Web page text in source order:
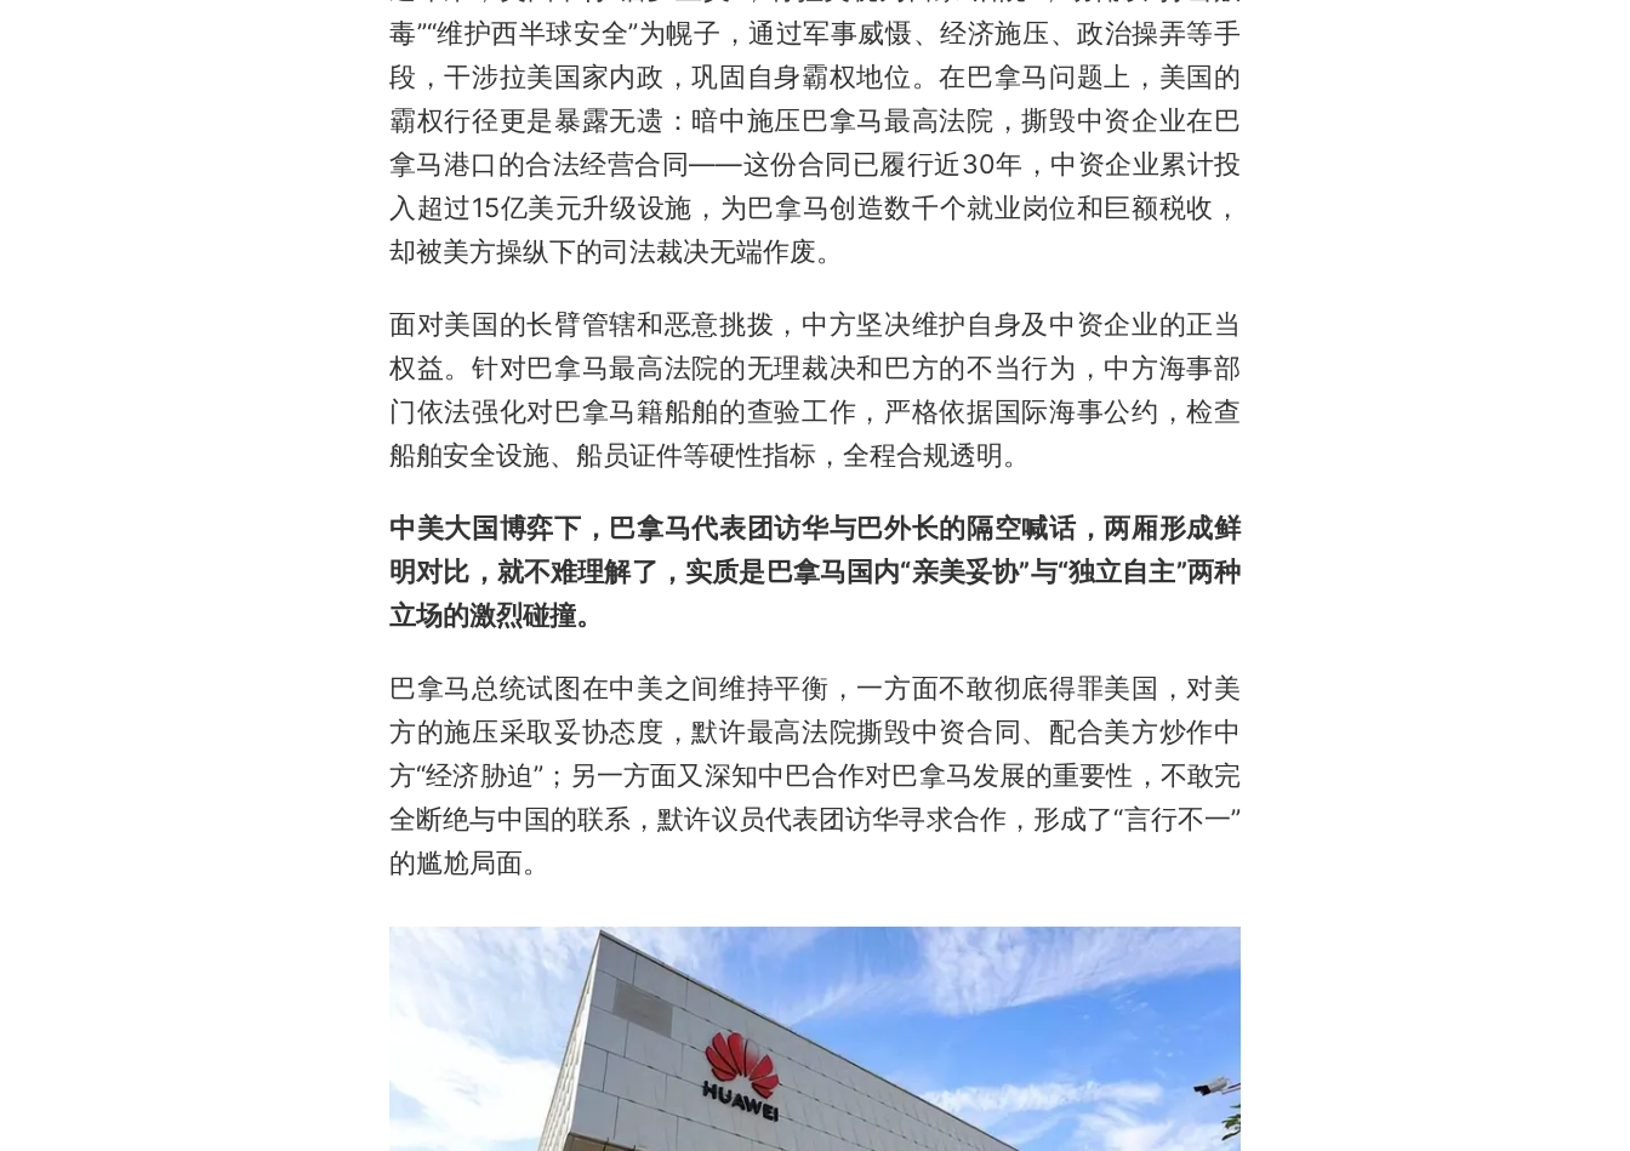
毒”“维护西半球安全”为幌子，通过军事威慑、经济施压、政治操弄等手
段，干涉拉美国家内政，巩固自身霸权地位。在巴拿马问题上，美国的
霸权行径更是暴露无遗：暗中施压巴拿马最高法院，撕毁中资企业在巴
拿马港口的合法经营合同——这份合同已履行近30年，中资企业累计投
入超过15亿美元升级设施，为巴拿马创造数千个就业岗位和巨额税收，
却被美方操纵下的司法裁决无端作废。
面对美国的长臂管辖和恶意挑拨，中方坚决维护自身及中资企业的正当
权益。针对巴拿马最高法院的无理裁决和巴方的不当行为，中方海事部
门依法强化对巴拿马籍船舶的查验工作，严格依据国际海事公约，检查
船舶安全设施、船员证件等硬性指标，全程合规透明。
中美大国博弈下，巴拿马代表团访华与巴外长的隔空喊话，两厢形成鲜
明对比，就不难理解了，实质是巴拿马国内“亲美妥协”与“独立自主”两种
立场的激烈碰撞。
巴拿马总统试图在中美之间维持平衡，一方面不敢彻底得罪美国，对美
方的施压采取妥协态度，默许最高法院撕毁中资合同、配合美方炒作中
方“经济胁迫”；另一方面又深知中巴合作对巴拿马发展的重要性，不敢完
全断绝与中国的联系，默许议员代表团访华寻求合作，形成了“言行不一”
的尴尬局面。